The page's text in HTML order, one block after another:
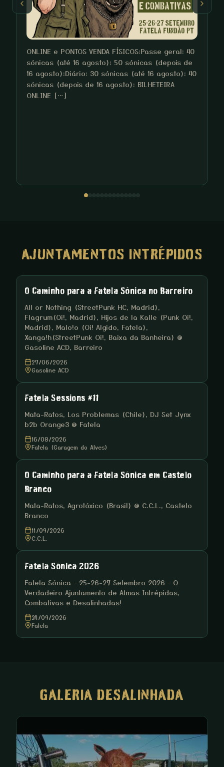
ONLINE e PONTOS VENDA FÍSICOS:Passe geral: 40
sónicas (até 16 agosto); 50 sónicas (depois de
16 agosto);Diário: 30 sónicas (até 16 agosto); 40
sónicas (depois de 16 agosto); BILHETEIRA
ONLINE […]
AJUNTAMENTOS INTRÉPIDOS
O Caminho para a Fatela Sónica no Barreiro
All or Nothing (StreetPunk HC, Madrid),
Flagrum(Oi!, Madrid), Hijos de la Kalle (Punk Oi!,
Madrid), Malo!o (Oi! Algido, Fatela),
Xanga!h(StreetPunk Oi!, Baixa da Banheira) @
Gasoline ACD, Barreiro
27/06/2026
Gasoline ACD
Fatela Sessions #11
Mata-Ratos, Los Problemas (Chile), DJ Set Jynx
b2b Orange3 @ Fatela
16/08/2026
Fatela (Garagem do Alves)
O Caminho para a Fatela Sónica em Castelo
Branco
Mata-Ratos, Agrotóxico (Brasil) @ C.C.L., Castelo
Branco
11/09/2026
C.C.L.
Fatela Sónica 2026
Fatela Sónica – 25-26-27 Setembro 2026 – O
Verdadeiro Ajuntamento de Almas Intrépidas,
Combativas e Desalinhadas!
24/09/2026
Fatela
GALERIA DESALINHADA